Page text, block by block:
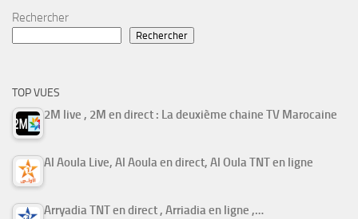
Rechercher
Rechercher
TOP VUES
2M live , 2M en direct : La deuxième chaine TV Marocaine
Al Aoula Live, Al Aoula en direct, Al Oula TNT en ligne
Arryadia TNT en direct , Arriadia en ligne ,…